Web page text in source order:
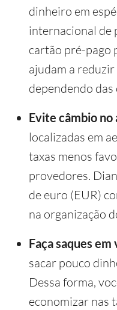
dinheiro em
internacional de
cartão pré-pago
ajudam a
dependendo
Evite câmbio
localizadas em
taxas menos
provedores.
de euro (EUR)
na organização
Faça saques
sacar pouco
Dessa forma,
economizar nas